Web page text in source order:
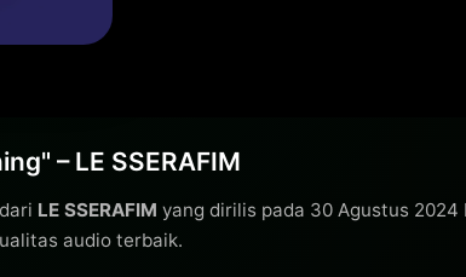
– LE SSERAFIM
LE SSERAFIM yang dirilis pada 30 Agustus 2024
audio terbaik.